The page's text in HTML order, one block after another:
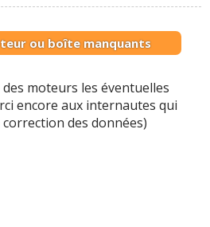
ou boîte manquants
moteurs les éventuelles
encore aux internautes qui
des données)